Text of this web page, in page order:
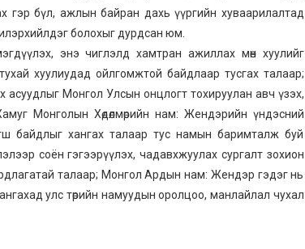
гэр бүл, ажлын байран дахь үүргийн хуваарилалтад
болохыг дурдсан юм.
энэ чиглэлд хамтран ажиллах мөн хуулийг
хуулиудад ойлгомжтой байдлаар тусгах талаар;
Монгол Улсын онцлогт тохируулан авч үзэх,
Монголын Хөдөлмөрийн нам: Жендэрийн үндэсний
байдлыг хангах талаар тус намын баримталж буй
соён гэгээрүүлэх, чадавхжуулах сургалт зохион
талаар; Монгол Ардын нам: Жендэр гэдэг нь
улс төрийн намуудын оролцоо, манлайлал чухал